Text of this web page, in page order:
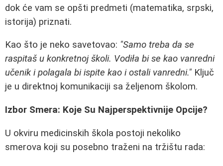
dok će vam se opšti predmeti (matematika, srpski,
istorija) priznati.
Kao što je neko savetovao: "Samo treba da se
raspitaš u konkretnoj školi. Vodiła bi se kao vanredni
učenik i polagala bi ispite kao i ostali vanredni." Ključ
je u direktnoj komunikaciji sa željenom školom.
Izbor Smera: Koje Su Najperspektivnije Opcije?
U okviru medicinskih škola postoji nekoliko
smerova koji su posebno traženi na tržištu rada: